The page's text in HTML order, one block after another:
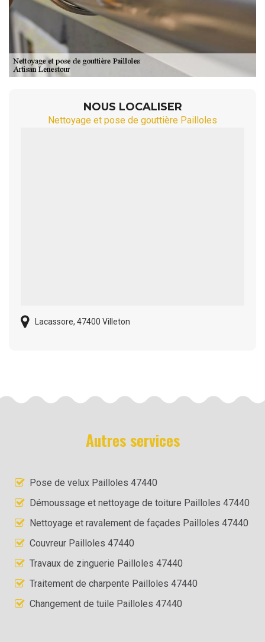
NOUS LOCALISER
Nettoyage et pose de gouttière Pailloles
Lacassore, 47400 Villeton
Autres services
Pose de velux Pailloles 47440
Démoussage et nettoyage de toiture Pailloles 47440
Nettoyage et ravalement de façades Pailloles 47440
Couvreur Pailloles 47440
Travaux de zinguerie Pailloles 47440
Traitement de charpente Pailloles 47440
Changement de tuile Pailloles 47440